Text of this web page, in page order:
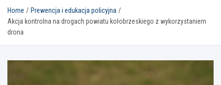
Home
Prewencja i edukacja policyjna
Akcja kontrolna na drogach powiatu kołobrzeskiego z wykorzystaniem
drona